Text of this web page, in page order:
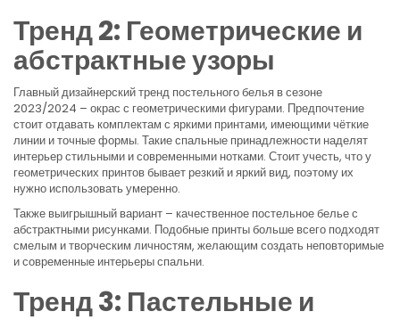
Тренд 2: Геометрические и
абстрактные узоры
Главный дизайнерский тренд постельного белья в сезоне
2023/2024 – окрас с геометрическими фигурами. Предпочтение
стоит отдавать комплектам с яркими принтами, имеющими чёткие
линии и точные формы. Такие спальные принадлежности наделят
интерьер стильными и современными нотками. Стоит учесть, что у
геометрических принтов бывает резкий и яркий вид, поэтому их
нужно использовать умеренно.
Также выигрышный вариант – качественное постельное белье с
абстрактными рисунками. Подобные принты больше всего подходят
смелым и творческим личностям, желающим создать неповторимые
и современные интерьеры спальни.
Тренд 3: Пастельные и